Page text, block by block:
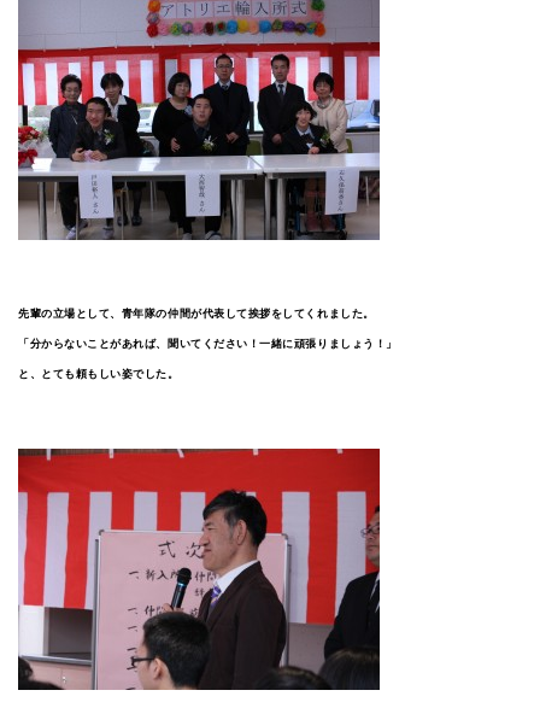
先輩の立場として、青年隊の仲間が代表して挨拶をしてくれました。
「分からないことがあれば、聞いてください！一緒に頑張りましょう！」
と、とても頼もしい姿でした。